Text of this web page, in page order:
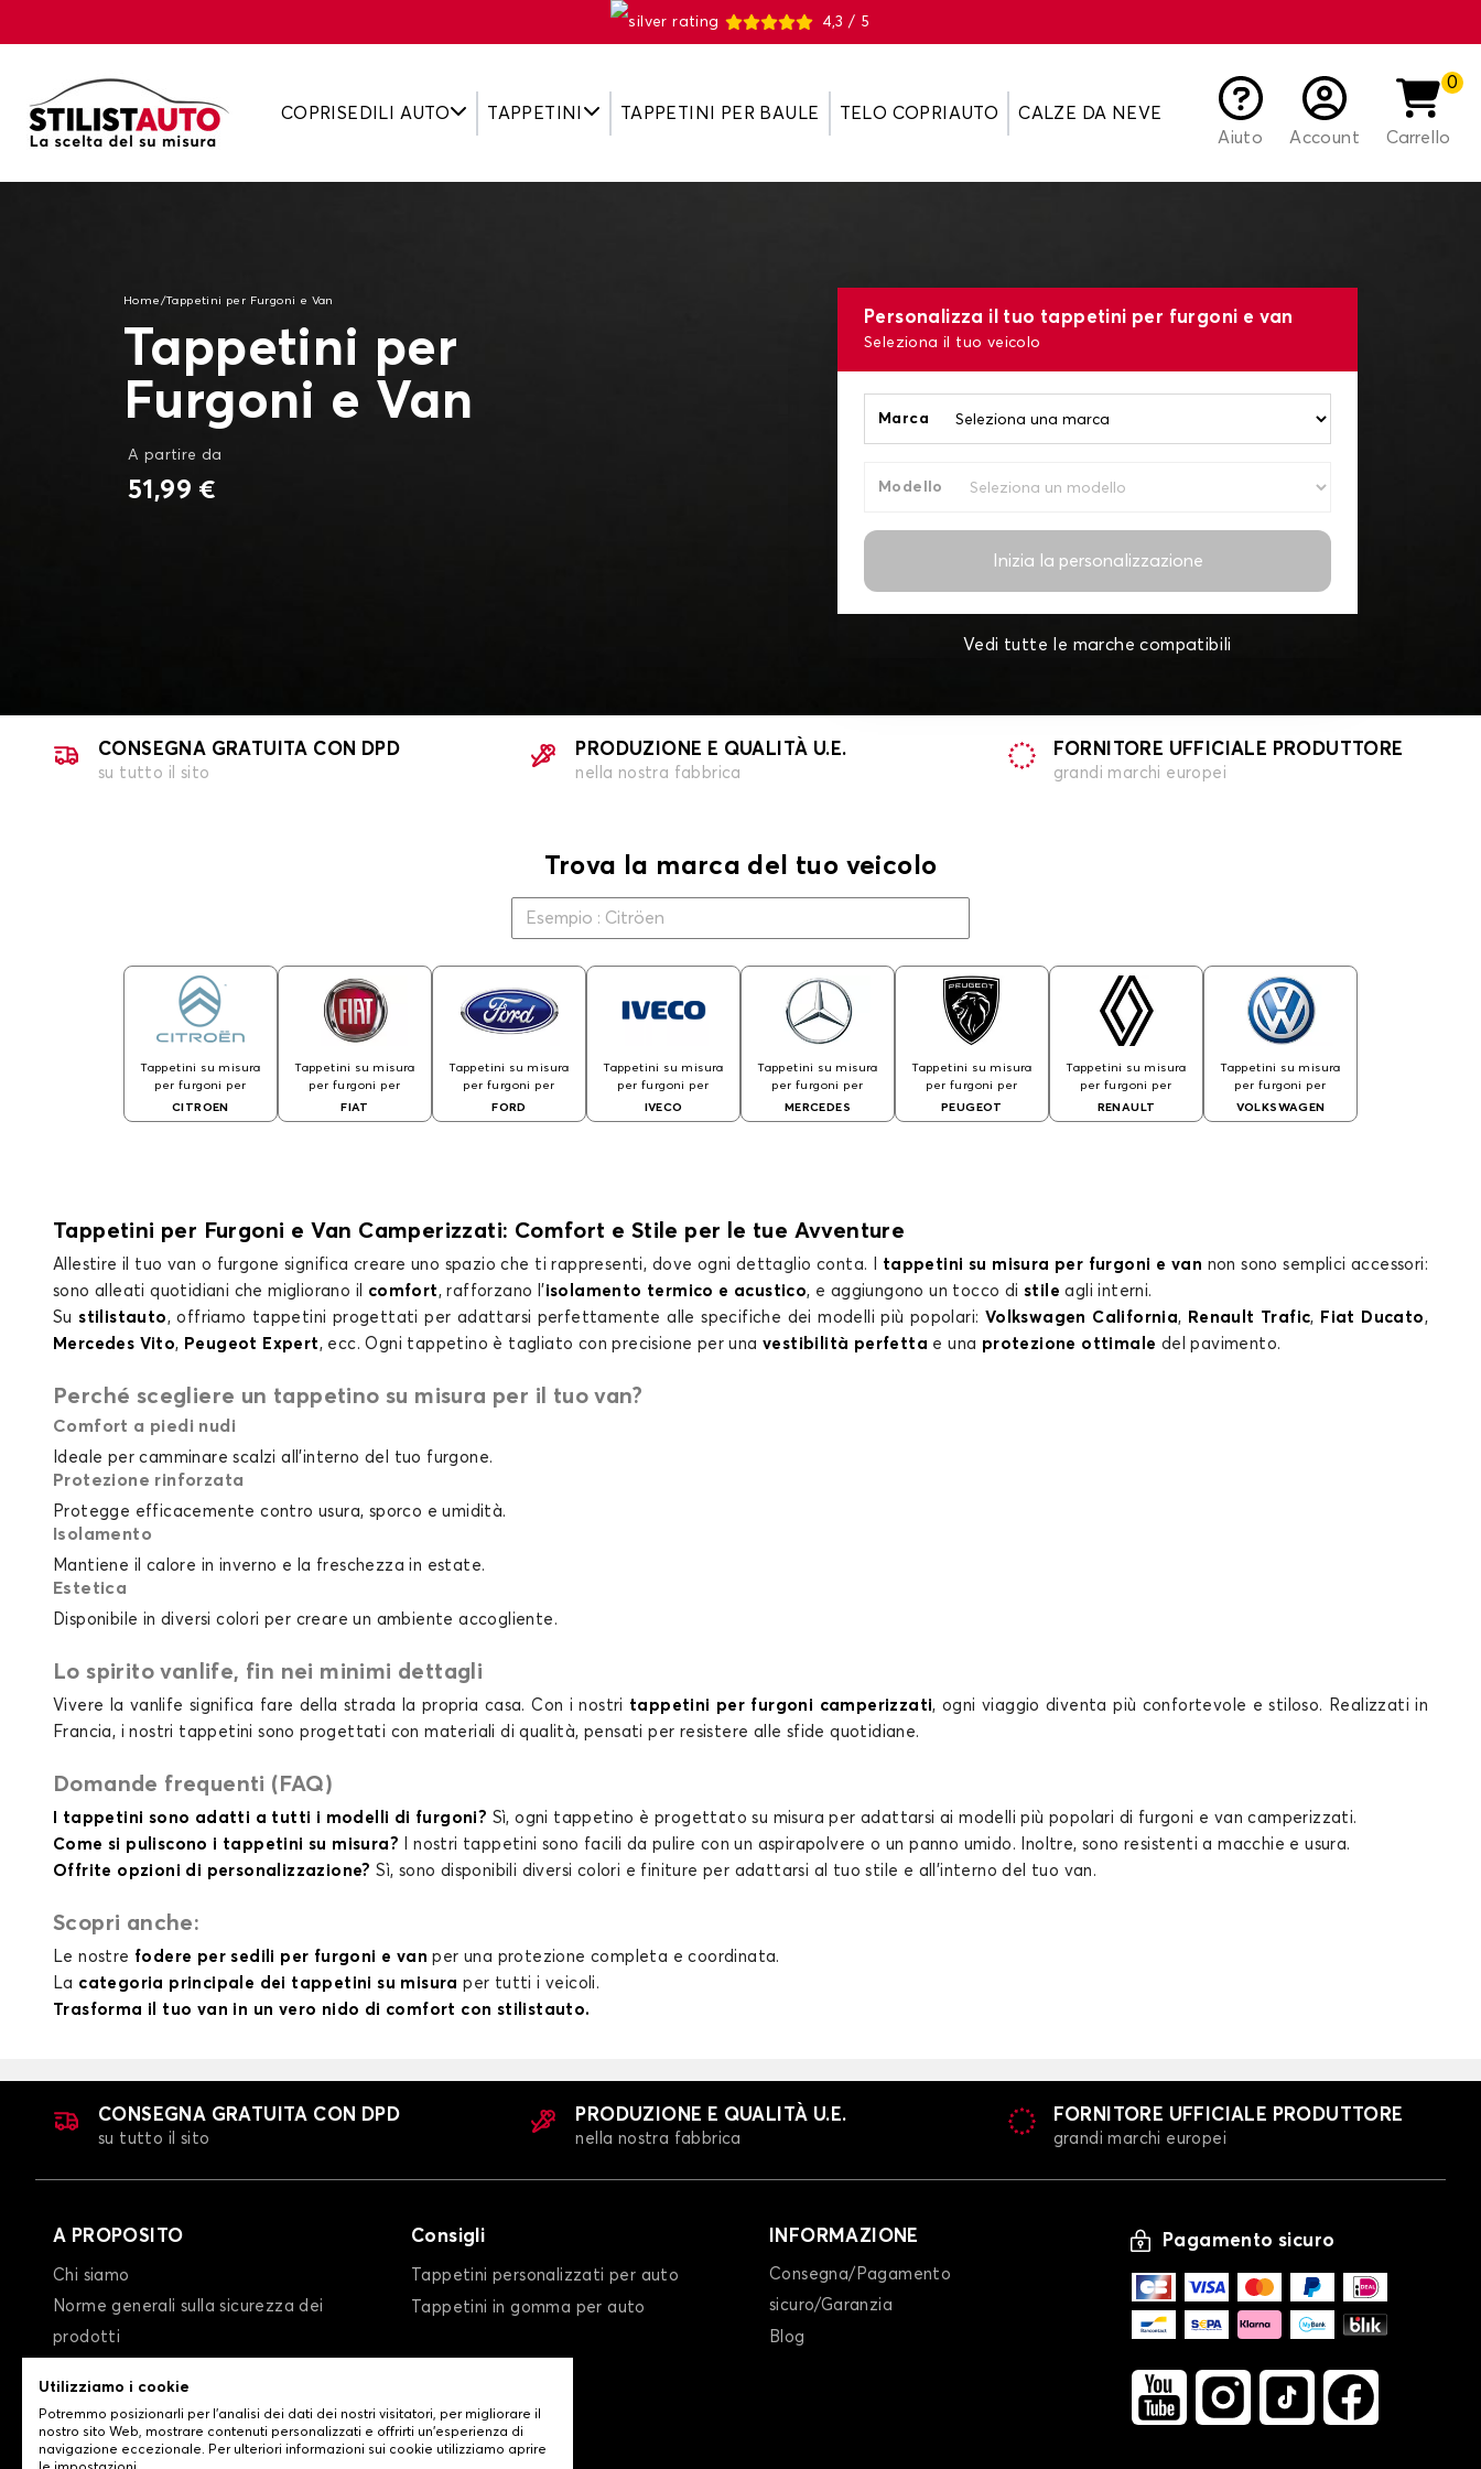
4,3 / 5
COPRISEDILI AUTO TAPPETINI TAPPETINI PER BAULE TELO COPRIAUTO
CALZE DA NEVE
Aiuto
Account
0
Carrello
Home /Tappetini per Furgoni e Van
Tappetini per
Furgoni e Van
A partire da
51,99 €
Personalizza il tuo tappetini per furgoni e van
Seleziona il tuo veicolo
Marca
Modello
Inizia la personalizzazione
Vedi tutte le marche compatibili
CONSEGNA GRATUITA CON DPD
su tutto il sito
PRODUZIONE E QUALITÀ U.E.
nella nostra fabbrica
FORNITORE UFFICIALE PRODUTTORE
grandi marchi europei
Trova la marca del tuo veicolo
Tappetini su misura
per furgoni per
CITROEN
Tappetini su misura
per furgoni per
FIAT
Tappetini su misura
per furgoni per
FORD
Tappetini su misura
per furgoni per
IVECO
Tappetini su misura
per furgoni per
MERCEDES
Tappetini su misura
per furgoni per
PEUGEOT
Tappetini su misura
per furgoni per
RENAULT
Tappetini su misura
per furgoni per
VOLKSWAGEN
Tappetini per Furgoni e Van Camperizzati: Comfort e Stile per le tue Avventure
Allestire il tuo van o furgone significa creare uno spazio che ti rappresenti, dove ogni dettaglio conta. I tappetini su misura per furgoni e van non sono semplici accessori:
sono alleati quotidiani che migliorano il comfort, rafforzano l’ isolamento termico e acustico, e aggiungono un tocco distile agli interni.
Sustilistauto, offriamo tappetini progettati per adattarsi perfettamente alle specifiche dei modelli più popolari: Volkswagen California, Renault Trafic, Fiat Ducato,
Mercedes Vito, Peugeot Expert, ecc. Ogni tappetino è tagliato con precisione per unavestibilità perfetta e una protezione ottimale del pavimento.
Perché scegliere un tappetino su misura per il tuo van?
Comfort a piedi nudi
Ideale per camminare scalzi all'interno del tuo furgone.
Protezione rinforzata
Protegge efficacemente contro usura, sporco e umidità.
Isolamento
Mantiene il calore in inverno e la freschezza in estate.
Estetica
Disponibile in diversi colori per creare un ambiente accogliente.
Lo spirito vanlife, fin nei minimi dettagli
Vivere la vanlife significa fare della strada la propria casa. Con i nostri tappetini per furgoni camperizzati, ogni viaggio diventa più confortevole e stiloso. Realizzati in
Francia, i nostri tappetini sono progettati con materiali di qualità, pensati per resistere alle sfide quotidiane.
Domande frequenti (FAQ)
I tappetini sono adatti a tutti i modelli di furgoni? Sì, ogni tappetino è progettato su misura per adattarsi ai modelli più popolari di furgoni e van camperizzati.
Come si puliscono i tappetini su misura? I nostri tappetini sono facili da pulire con un aspirapolvere o un panno umido. Inoltre, sono resistenti a macchie e usura.
Offrite opzioni di personalizzazione? Sì, sono disponibili diversi colori e finiture per adattarsi al tuo stile e all’interno del tuo van.
Scopri anche:
Le nostre fodere per sedili per furgoni e van per una protezione completa e coordinata.
La categoria principale dei tappetini su misura per tutti i veicoli.
Trasforma il tuo van in un vero nido di comfort con stilistauto.
CONSEGNA GRATUITA CON DPD
su tutto il sito
PRODUZIONE E QUALITÀ U.E.
nella nostra fabbrica
FORNITORE UFFICIALE PRODUTTORE
grandi marchi europei
A PROPOSITO
Chi siamo
Norme generali sulla sicurezza dei
prodotti
Contattaci
Consigli
Tappetini personalizzati per auto
Tappetini in gomma per auto
INFORMAZIONE
Consegna/Pagamento
sicuro/Garanzia
Blog
Pagamento sicuro
Utilizziamo i cookie
Potremmo posizionarli per l'analisi dei dati dei nostri visitatori, per migliorare il
nostro sito Web, mostrare contenuti personalizzati e offrirti un'esperienza di
navigazione eccezionale. Per ulteriori informazioni sui cookie utilizziamo aprire